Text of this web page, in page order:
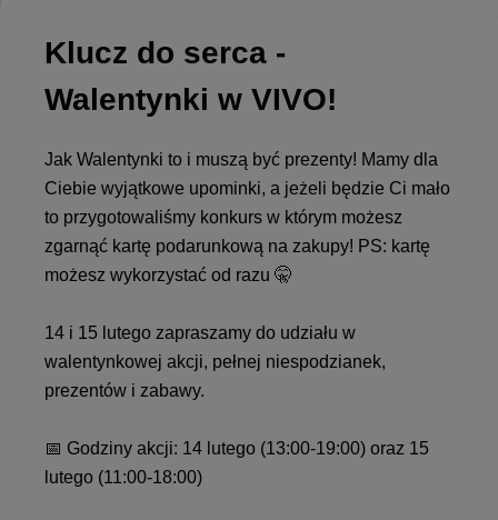
Klucz do serca -
Walentynki w VIVO!
Jak Walentynki to i muszą być prezenty! Mamy dla
Ciebie wyjątkowe upominki, a jeżeli będzie Ci mało
to przygotowaliśmy konkurs w którym możesz
zgarnąć kartę podarunkową na zakupy! PS: kartę
możesz wykorzystać od razu 🤫
14 i 15 lutego zapraszamy do udziału w
walentynkowej akcji, pełnej niespodzianek,
prezentów i zabawy.
📅 Godziny akcji: 14 lutego (13:00-19:00) oraz 15
lutego (11:00-18:00)